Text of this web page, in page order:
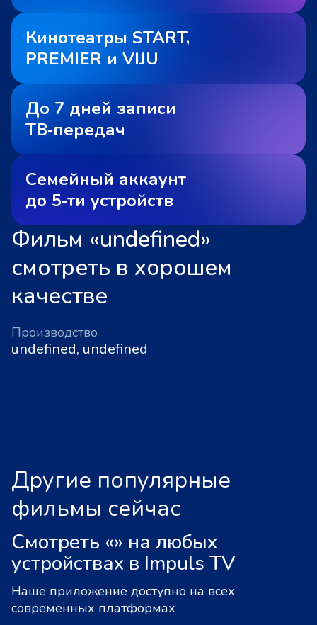
Кинотеатры START,
PREMIER и VIJU
До 7 дней записи
ТВ‑передач
Семейный аккаунт
до 5‑ти устройств
Фильм «undefined»
смотреть в хорошем
качестве
Производство
undefined, undefined
Другие популярные
фильмы сейчас
Смотреть «» на любых
устройствах в Impuls TV
Наше приложение доступно на всех
современных платформах